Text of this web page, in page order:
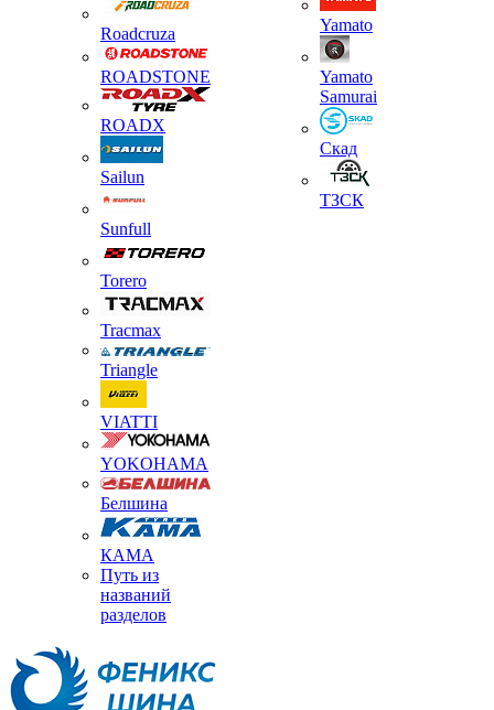
Roadcruza
ROADSTONE
ROADX
Sailun
Sunfull
Torero
Tracmax
Triangle
VIATTI
YOKOHAMA
Белшина
КАМА
Путь из
названий
разделов
Yamato
Yamato
Samurai
Скад
ТЗСК